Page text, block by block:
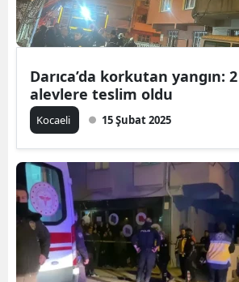
Darıca’da korkutan yangın:
alevlere teslim oldu
Kocaeli 15 Şubat 2025